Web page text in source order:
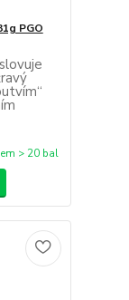
PGO
> 20 bal